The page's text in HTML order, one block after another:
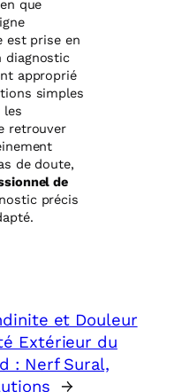
que
est prise en
diagnostic
approprié
simples
les
retrouver
de doute,
de
précis
et Douleur
Extérieur du
: Nerf Sural,
→